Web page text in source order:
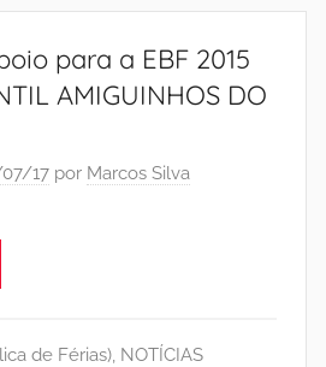
para a EBF 2015
AMIGUINHOS DO
17 por Marcos Silva
de Férias), NOTÍCIAS